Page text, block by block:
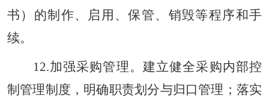
书）的制作、启用、保管、销毁等程序和手
续。
12.加强采购管理。建立健全采购内部控
制管理制度，明确职责划分与归口管理；落实